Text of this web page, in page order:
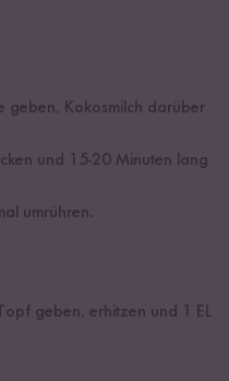
geben, Kokosmilch darüber
und 15-20 Minuten lang
umrühren.
geben, erhitzen und 1 EL